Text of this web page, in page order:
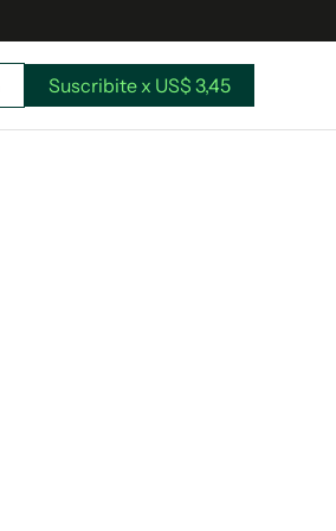
Suscribite x US$ 3,45